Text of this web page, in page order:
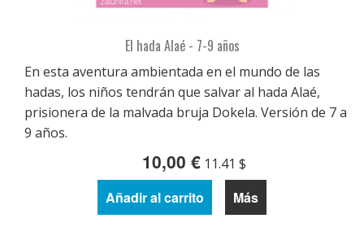
El hada Alaé - 7-9 años
En esta aventura ambientada en el mundo de las
hadas, los niños tendrán que salvar al hada Alaé,
prisionera de la malvada bruja Dokela. Versión de 7 a
9 años.
10,00 € 11.41 $
Añadir al carrito Más